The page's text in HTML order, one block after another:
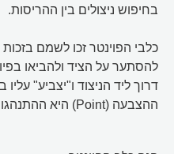
בחיפוש ניצולים בין ההריסות.
כלבי הפוינטר זכו לשמם
להסתער על הציד ולהביאו בפיו
דרוך ליד הניצוד ו"יצביע"
ההצבעה (Point) היא ההתנהגות המיוחדת שלו בציד.